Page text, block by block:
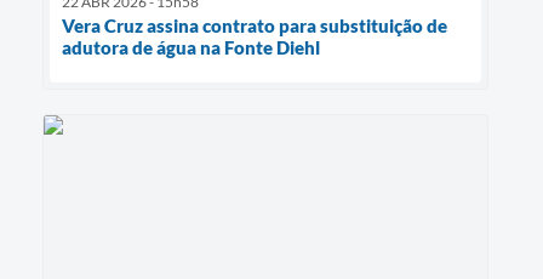
Vera Cruz assina contrato para substituição de
adutora de água na Fonte Diehl